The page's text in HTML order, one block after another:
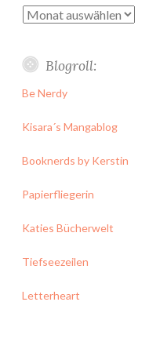
Archiv
Blogroll:
Be Nerdy
Kisara´s Mangablog
Booknerds by Kerstin
Papierfliegerin
Katies Bücherwelt
Tiefseezeilen
Letterheart